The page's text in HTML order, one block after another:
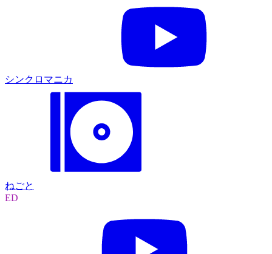
シンクロマニカ
ねごと
ED